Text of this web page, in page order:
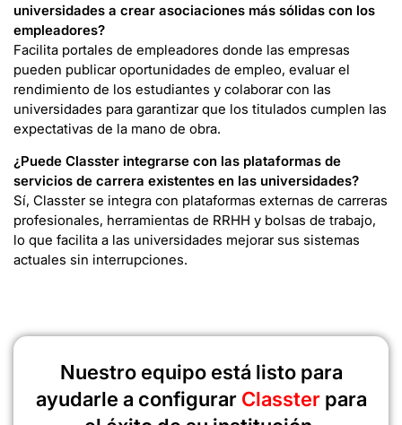
universidades a crear asociaciones más sólidas con los
empleadores?
Facilita portales de empleadores donde las empresas
pueden publicar oportunidades de empleo, evaluar el
rendimiento de los estudiantes y colaborar con las
universidades para garantizar que los titulados cumplen las
expectativas de la mano de obra.
¿Puede Classter integrarse con las plataformas de
servicios de carrera existentes en las universidades?
Sí, Classter se integra con plataformas externas de carreras
profesionales, herramientas de RRHH y bolsas de trabajo,
lo que facilita a las universidades mejorar sus sistemas
actuales sin interrupciones.
Nuestro equipo está listo para
ayudarle a configurar Classter para